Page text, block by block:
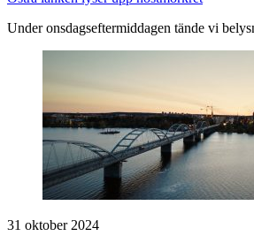
Under onsdagseftermiddagen tände vi
31 oktober 2024